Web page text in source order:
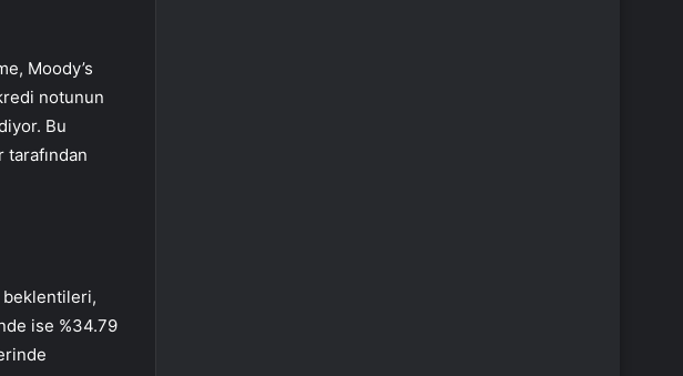
Moody’s
notunun
Bu
tarafından
beklentileri,
ise %34.79